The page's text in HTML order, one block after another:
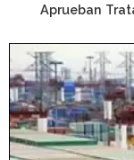
Aprueban